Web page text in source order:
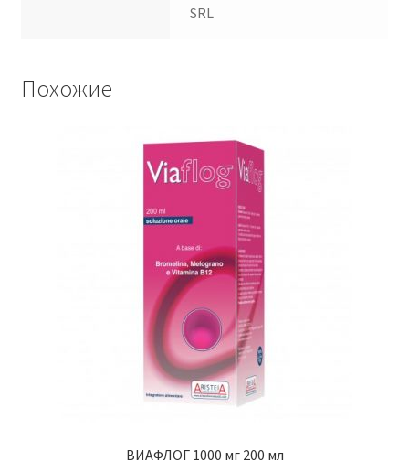
SRL
Похожие
ВИАФЛОГ 1000 мг 200 мл